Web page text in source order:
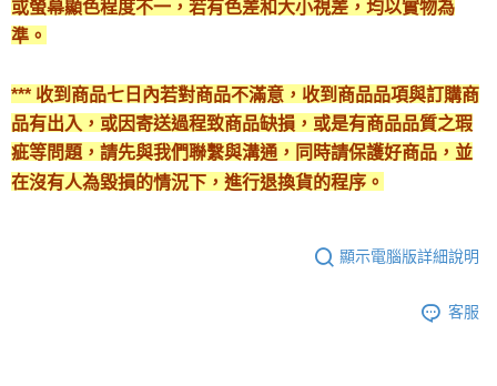
或螢幕顯色程度不一，若有色差和大小視差，均以實物為
準。
*** 收到商品七日內若對商品不滿意，收到商品品項與訂購商
品有出入，或因寄送過程致商品缺損，或是有商品品質之瑕
疵等問題，請先與我們聯繫與溝通，同時請保護好商品，並
在沒有人為毀損的情況下，進行退換貨的程序。
顯示電腦版詳細說明
客服